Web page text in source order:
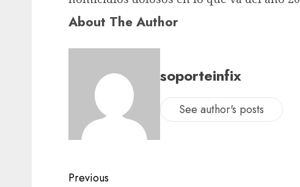
About The Author
soporteinfix
See author's posts
Previous